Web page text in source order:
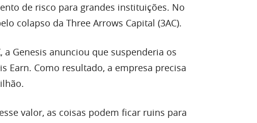
de risco para grandes instituições. No
colapso da Three Arrows Capital (3AC).
a Genesis anunciou que suspenderia os
Earn. Como resultado, a empresa precisa
valor, as coisas podem ficar ruins para